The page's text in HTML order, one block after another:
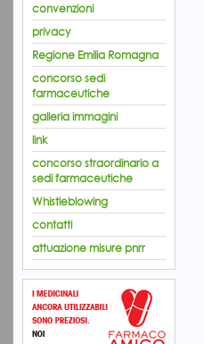
convenzioni
privacy
Regione Emilia Romagna
concorso sedi
farmaceutiche
galleria immagini
link
concorso straordinario a
sedi farmaceutiche
Whistleblowing
contatti
attuazione misure pnrr